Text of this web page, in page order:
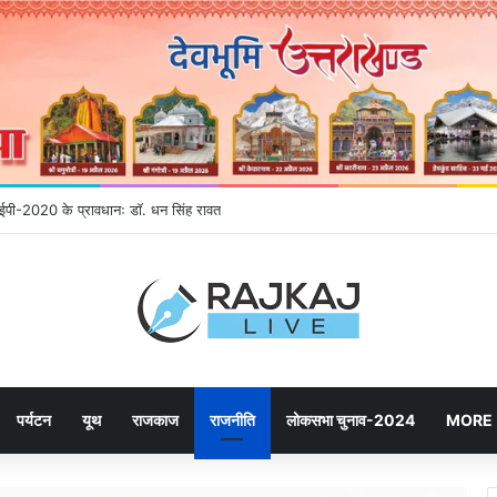
2020 के प्रावधानः डाॅ. धन सिंह रावत
पर्यटन यूथ राजकाज राजनीति लोकसभा चुनाव-2024 MORE